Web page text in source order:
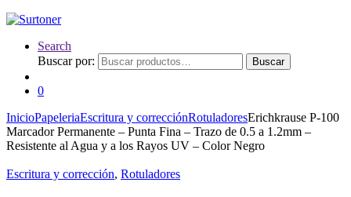
Search
Buscar por:
Buscar
0
InicioPapeleriaEscritura y correcciónRotuladoresErichkrause P-100
Marcador Permanente – Punta Fina – Trazo de 0.5 a 1.2mm –
Resistente al Agua y a los Rayos UV – Color Negro
Escritura y corrección, Rotuladores